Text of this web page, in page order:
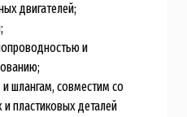
двигателей;
и
шлангам, совместим со
пластиковых деталей